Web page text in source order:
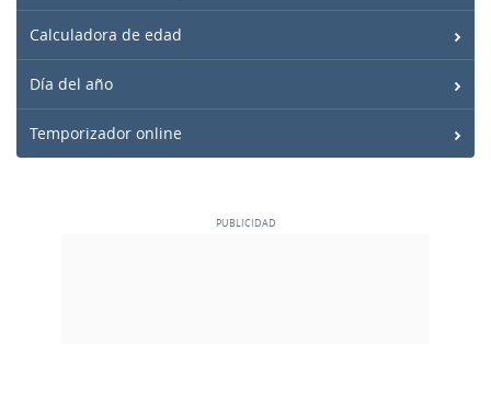
Calculadora de edad
Día del año
Temporizador online